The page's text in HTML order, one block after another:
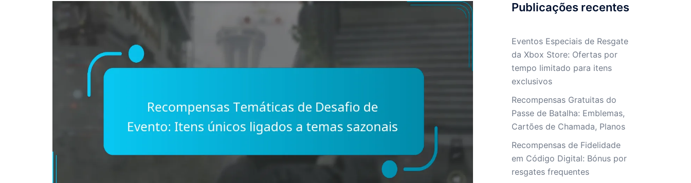
Publicações recentes
Eventos Especiais de Resgate
da Xbox Store: Ofertas por
tempo limitado para itens
exclusivos
Recompensas Gratuitas do
Passe de Batalha: Emblemas,
Cartões de Chamada, Planos
Recompensas de Fidelidade
em Código Digital: Bónus por
resgates frequentes